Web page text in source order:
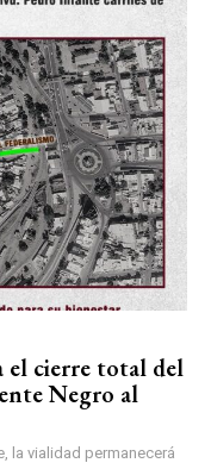
el cierre total del
Negro al
la vialidad permanecerá